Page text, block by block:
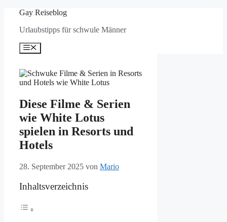
springen
Gay Reiseblog
Urlaubstipps für schwule Männer
Menü
Diese Filme & Serien
wie White Lotus
spielen in Resorts und
Hotels
28. September 2025 von Mario
Inhaltsverzeichnis